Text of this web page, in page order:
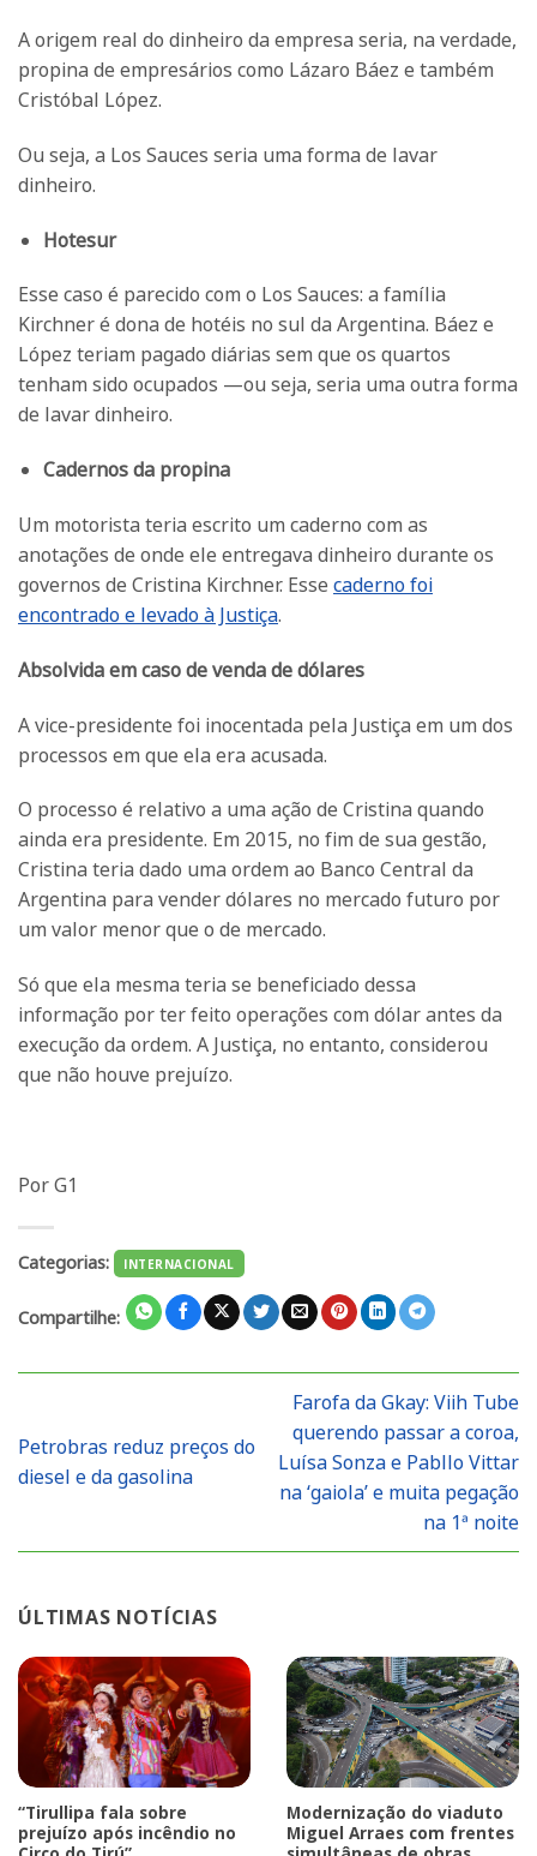
A origem real do dinheiro da empresa seria, na verdade,
propina de empresários como Lázaro Báez e também
Cristóbal López.
Ou seja, a Los Sauces seria uma forma de lavar
dinheiro.
Hotesur
Esse caso é parecido com o Los Sauces: a família
Kirchner é dona de hotéis no sul da Argentina. Báez e
López teriam pagado diárias sem que os quartos
tenham sido ocupados —ou seja, seria uma outra forma
de lavar dinheiro.
Cadernos da propina
Um motorista teria escrito um caderno com as
anotações de onde ele entregava dinheiro durante os
governos de Cristina Kirchner. Esse caderno foi
encontrado e levado à Justiça.
Absolvida em caso de venda de dólares
A vice-presidente foi inocentada pela Justiça em um dos
processos em que ela era acusada.
O processo é relativo a uma ação de Cristina quando
ainda era presidente. Em 2015, no fim de sua gestão,
Cristina teria dado uma ordem ao Banco Central da
Argentina para vender dólares no mercado futuro por
um valor menor que o de mercado.
Só que ela mesma teria se beneficiado dessa
informação por ter feito operações com dólar antes da
execução da ordem. A Justiça, no entanto, considerou
que não houve prejuízo.
Por G1
Categorias: INTERNACIONAL
Compartilhe:
Petrobras reduz preços do
diesel e da gasolina
Farofa da Gkay: Viih Tube
querendo passar a coroa,
Luísa Sonza e Pabllo Vittar
na ‘gaiola’ e muita pegação
na 1ª noite
ÚLTIMAS NOTÍCIAS
“Tirullipa fala sobre
prejuízo após incêndio no
Modernização do viaduto
Miguel Arraes com frentes